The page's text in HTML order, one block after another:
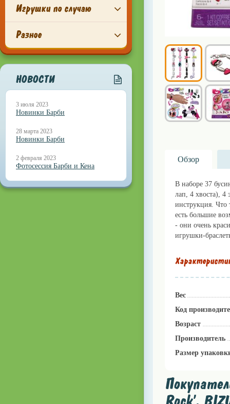
Игрушки по случаю
Разное
НОВОСТИ
3 июля 2023
Новинки Барби
28 марта 2023
Новинки Барби
2 февраля 2023
Фотосессия Барби и Кена
Обзор
В наборе 37
лап, 4 хвоста), 4
инструкция. Что
есть большие
- они очень
игрушки-
Вес
Код
Возраст
Производитель
Размер